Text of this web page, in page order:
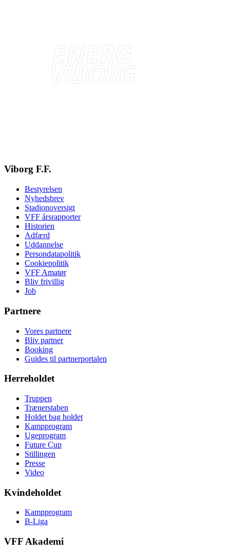
Viborg F.F.
Bestyrelsen
Nyhedsbrev
Stadionoversigt
VFF årsrapporter
Historien
Adfærd
Uddannelse
Persondatapolitik
Cookiepolitik
VFF Amatør
Bliv frivillig
Job
Partnere
Vores partnere
Bliv partner
Booking
Guides til partnerportalen
Herreholdet
Truppen
Trænerstaben
Holdet bag holdet
Kampprogram
Ugeprogram
Future Cup
Stillingen
Presse
Video
Kvindeholdet
Kampprogram
B-Liga
VFF Akademi